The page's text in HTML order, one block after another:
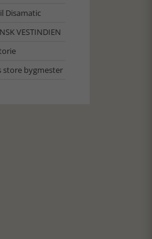
Disamatic
VESTINDIEN
store bygmester